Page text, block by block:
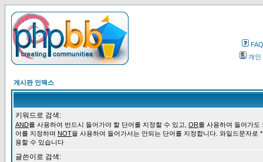
FAQ
개인
게시판 인덱스
키워드로 검색:
AND를 사용하여 반드시 들어가야 할 단어를 지정할 수 있고, OR를 사용하여 들어가도
어를 지정하며 NOT을 사용하여 들어가서는 안되는 단어를 지정합니다. 와일드문자로
용할 수 있습니다
글쓴이로 검색: